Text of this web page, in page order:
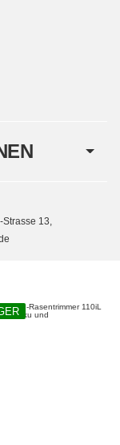
Strasse 13,